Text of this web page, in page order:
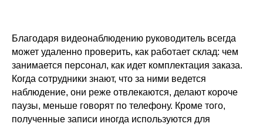
Благодаря видеонаблюдению руководитель всегда
может удаленно проверить, как работает склад: чем
занимается персонал, как идет комплектация заказа.
Когда сотрудники знают, что за ними ведется
наблюдение, они реже отвлекаются, делают короче
паузы, меньше говорят по телефону. Кроме того,
полученные записи иногда используются для